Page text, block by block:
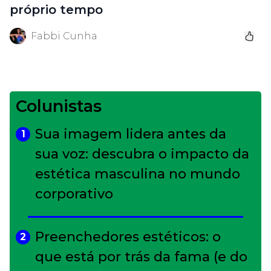
próprio tempo
Fabbi Cunha
Colunistas
1
Sua imagem lidera antes da
sua voz: descubra o impacto da
estética masculina no mundo
corporativo
2
Preenchedores estéticos: o
que está por trás da fama (e do